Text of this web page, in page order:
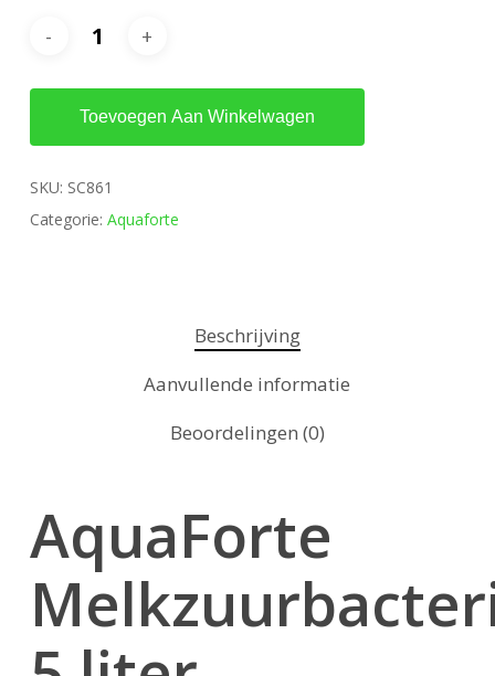
Toevoegen Aan Winkelwagen
SKU: SC861
Categorie: Aquaforte
Beschrijving
Aanvullende informatie
Beoordelingen (0)
AquaForte